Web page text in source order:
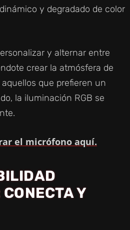
y degradado de color
y alternar entre
crear la atmósfera de
que prefieren un
la iluminación RGB se
el micrófono aquí.
Y